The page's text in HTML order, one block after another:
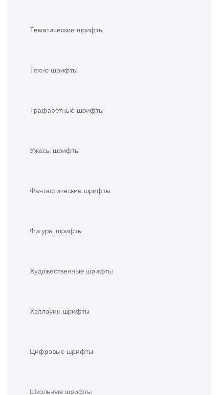
Тематические шрифты
Техно шрифты
Трафаретные шрифты
Ужасы шрифты
Фантастические шрифты
Фигуры шрифты
Художественные шрифты
Хэллоуин шрифты
Цифровые шрифты
Школьные шрифты